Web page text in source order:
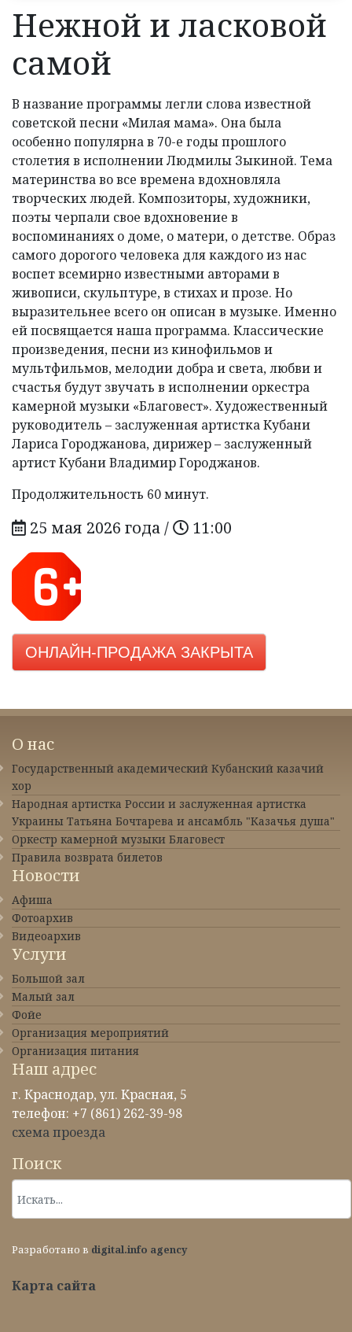
КОНТАКТЫ
Нежной и ласковой
самой
В название программы легли слова известной
советской песни «Милая мама». Она была
особенно популярна в 70-е годы прошлого
столетия в исполнении Людмилы Зыкиной. Тема
материнства во все времена вдохновляла
творческих людей. Композиторы, художники,
поэты черпали свое вдохновение в
воспоминаниях о доме, о матери, о детстве. Образ
самого дорогого человека для каждого из нас
воспет всемирно известными авторами в
живописи, скульптуре, в стихах и прозе. Но
выразительнее всего он описан в музыке. Именно
ей посвящается наша программа. Классические
произведения, песни из кинофильмов и
мультфильмов, мелодии добра и света, любви и
счастья будут звучать в исполнении оркестра
камерной музыки «Благовест». Художественный
руководитель – заслуженная артистка Кубани
Лариса Городжанова, дирижер – заслуженный
артист Кубани Владимир Городжанов.
Продолжительность 60 минут.
25 мая 2026 года / 11:00
ОНЛАЙН-ПРОДАЖА ЗАКРЫТА
О нас
Государственный академический Кубанский казачий
хор
Народная артистка России и заслуженная артистка
Украины Татьяна Бочтарева и ансамбль "Казачья душа"
Оркестр камерной музыки Благовест
Правила возврата билетов
Новости
Афиша
Фотоархив
Видеоархив
Услуги
Большой зал
Малый зал
Фойе
Организация мероприятий
Организация питания
Наш адрес
г. Краснодар, ул. Красная, 5
телефон: +7 (861) 262-39-98
схема проезда
Поиск
Разработано в digital.info agency
Карта сайта